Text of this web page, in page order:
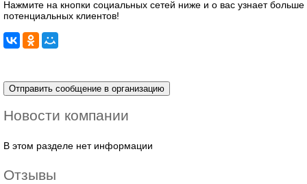
Нажмите на кнопки социальных сетей ниже и о вас узнает больше
потенциальных клиентов!
Новости компании
В этом разделе нет информации
Отзывы